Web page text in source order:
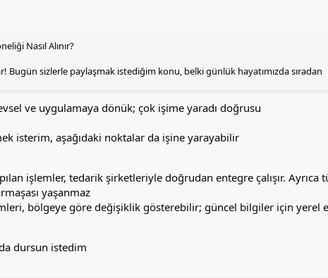
Nasıl Alınır?
Bugün sizlerle paylaşmak istediğim konu, belki günlük hayatımızda sıradan
ve uygulamaya dönük; çok işime yaradı doğrusu
isterim, aşağıdaki noktalar da işine yarayabilir
işlemler, tedarik şirketleriyle doğrudan entegre çalışır. Ayrıca
yaşanmaz
bölgeye göre değişiklik gösterebilir; güncel bilgiler için yerel
dursun istedim